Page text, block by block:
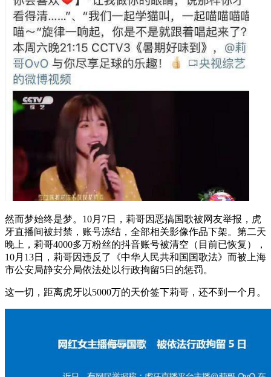
然而梦始终是梦。10月7日，莉哥因恶搞国歌被网友举报，虎
牙直播间被封禁，账号冻结，全部相关影像作品下架。第二天
晚上，莉哥4000多万粉丝的抖音账号被清空（目前已恢复），
10月13日，莉哥因违反了《中华人民共和国国歌法》而被上海
市公安局静安分局依法处以行政拘留5日的惩罚。
这一切，距离虎牙以5000万的天价签下莉哥，还不到一个月。